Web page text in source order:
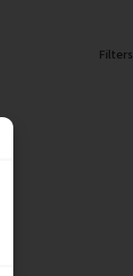
Filters